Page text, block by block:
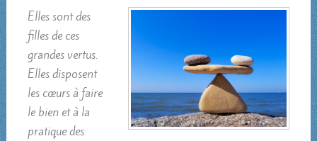
Elles sont des
filles de ces
grandes vertus.
Elles disposent
les cœurs à faire
le bien et à la
pratique des